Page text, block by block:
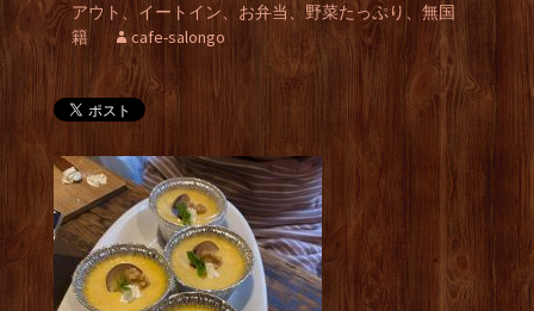
アウト、イートイン、お弁当、野菜たっぷり、無国
籍
cafe-salongo